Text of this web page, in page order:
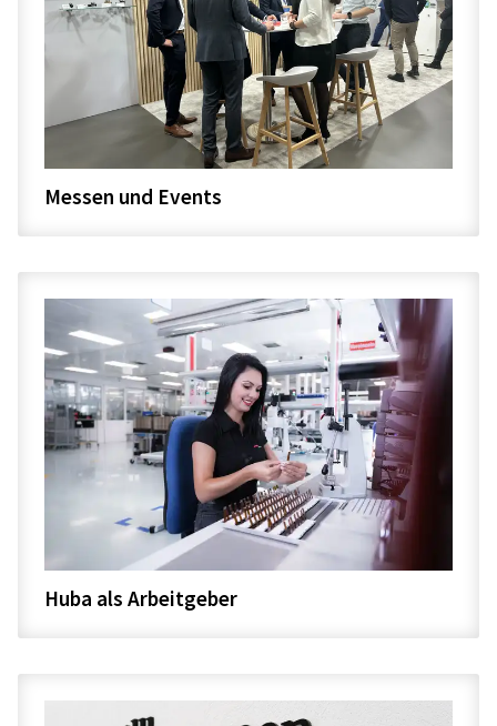
Messen und Events
Huba als Arbeitgeber